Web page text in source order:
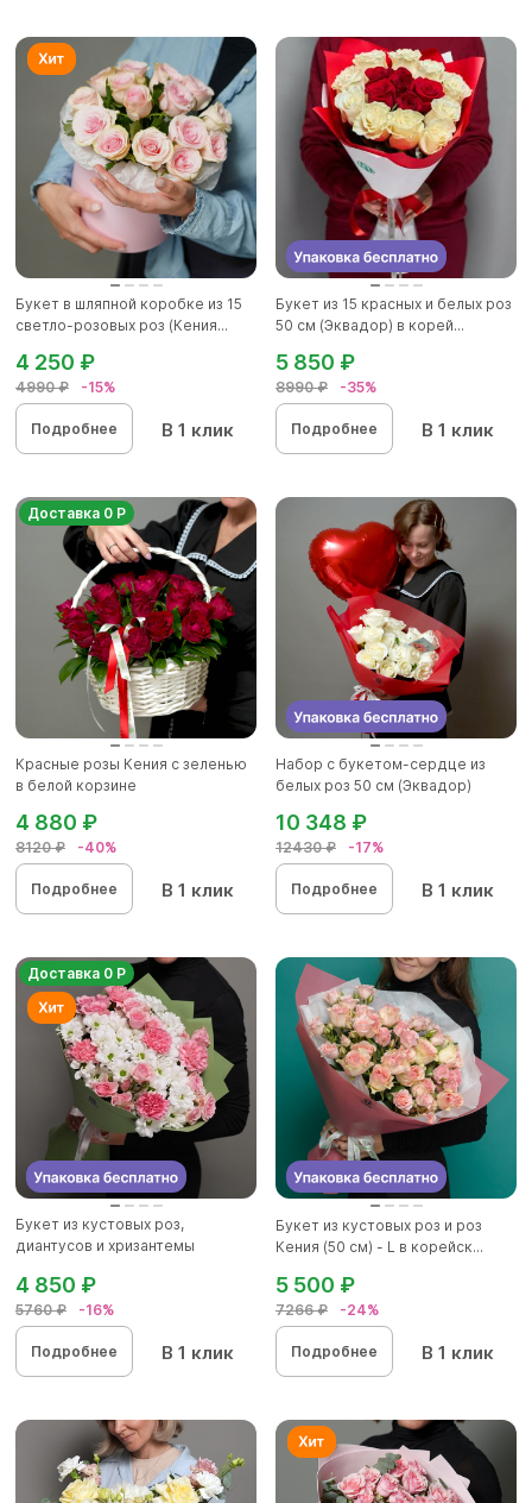
Букет в шляпной коробке из 15
светло-розовых роз (Кения...
4990 ₽ -15%
4 250 ₽
Подробнее В 1 клик
Букет из 15 красных и белых роз
50 см (Эквадор) в корей...
8990 ₽ -35%
5 850 ₽
Подробнее В 1 клик
Доставка 0 Р
Красные розы Кения с зеленью
в белой корзине
8120 ₽ -40%
4 880 ₽
Подробнее В 1 клик
Набор с букетом-сердце из
белых роз 50 см (Эквадор)
12430 ₽ -17%
10 348 ₽
Подробнее В 1 клик
Доставка 0 Р
Букет из кустовых роз,
диантусов и хризантемы
5760 ₽ -16%
4 850 ₽
Подробнее В 1 клик
Букет из кустовых роз и роз
Кения (50 см) - L в корейск...
7266 ₽ -24%
5 500 ₽
Подробнее В 1 клик